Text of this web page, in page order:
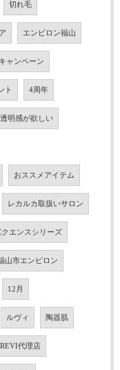
切れ毛
エンビロン福山
キャンペーン
ト 4周年
透明感が欲しい
おススメアイテム
レカルカ取扱いサロン
クエンスシリーズ
山市エンビロン
12月
ルヴィ 陶器肌
REVI代理店